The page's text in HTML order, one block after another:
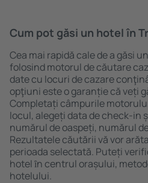
Cum pot găsi un hotel în
Cea mai rapidă cale de a găsi
folosind motorul de căutare
date cu locuri de cazare
opţiuni este o garanție că veți
Completați câmpurile
locul, alegeți data de check-in
numărul de oaspeți, numărul
Rezultatele căutării vă vor
perioada selectată. Puteți
hotel ȋn centrul orașului,
hotelului.